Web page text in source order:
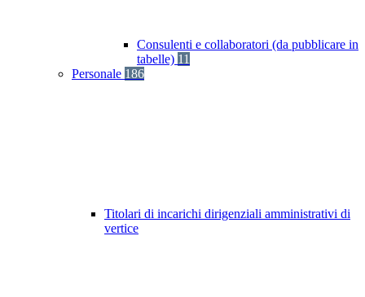
Consulenti e collaboratori (da pubblicare in
tabelle) 11
Personale 186
Titolari di incarichi dirigenziali amministrativi di
vertice